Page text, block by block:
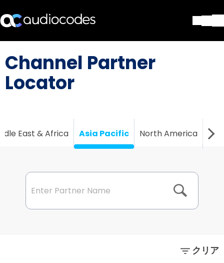
製品とアプリケーション
パートナー
サポートセンター
リソース・資料
配布リストに参加する
Channel Partner
Locator
East & Africa Asia Pacific North America
クリア